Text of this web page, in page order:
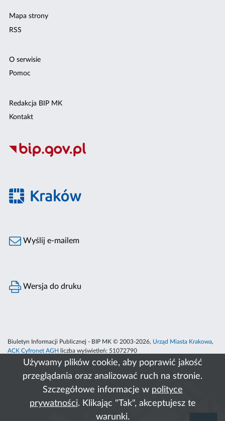
Używamy plików cookie, aby poprawić jakość
przeglądania oraz analizować ruch na stronie.
Szczegółowe informacje w polityce
prywatności. Klikając "Tak", akceptujesz te
warunki.
Mapa strony
RSS
O serwisie
Pomoc
Redakcja BIP MK
Kontakt
Wyślij e-mailem
Wersja do druku
Biuletyn Informacji Publicznej - BIP MK © 2003-2026, Urząd Miasta Krakowa,
ACK Cyfronet AGH
liczba wyświetleń: 51072790